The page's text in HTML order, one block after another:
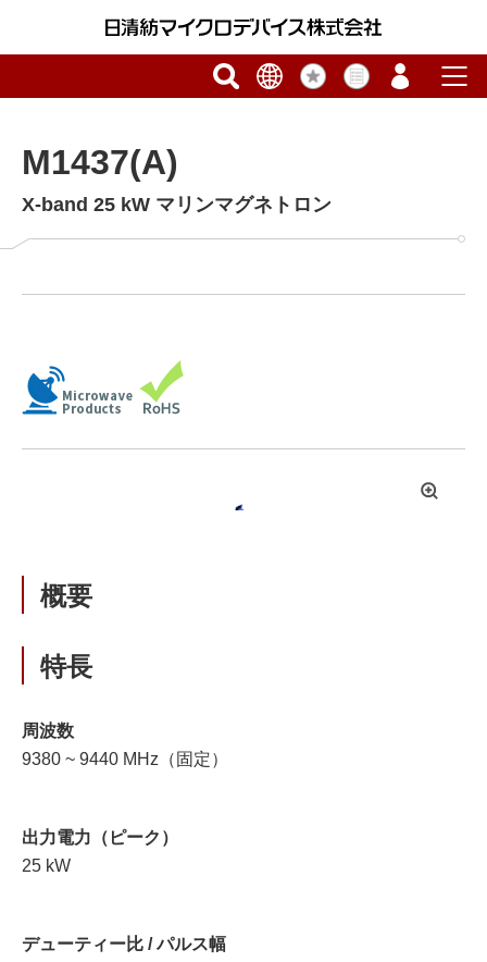
M1437(A)
X-band 25 kW マリンマグネトロン
拡
概要
特長
周波数
9380 ~ 9440 MHz（固定）
出力電力（ピーク）
25 kW
デューティー比 / パルス幅